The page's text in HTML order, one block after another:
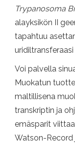
Trypanosoma
alayksikön II
tapahtuu
Voi palvella
Muokatun
maltillisena
transkriptin ja
emäsparit
Watson-Record